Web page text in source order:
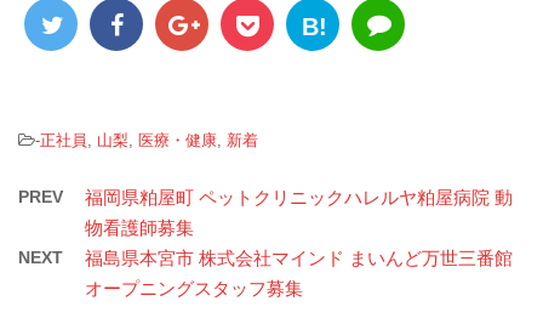
B!
-正社員 山梨 医療・健康 新着
PREV
福岡県粕屋町 ペットクリニックハレルヤ粕屋病院 動
物看護師募集
NEXT
福島県本宮市 株式会社マインド まいんど万世三番館
オープニングスタッフ募集